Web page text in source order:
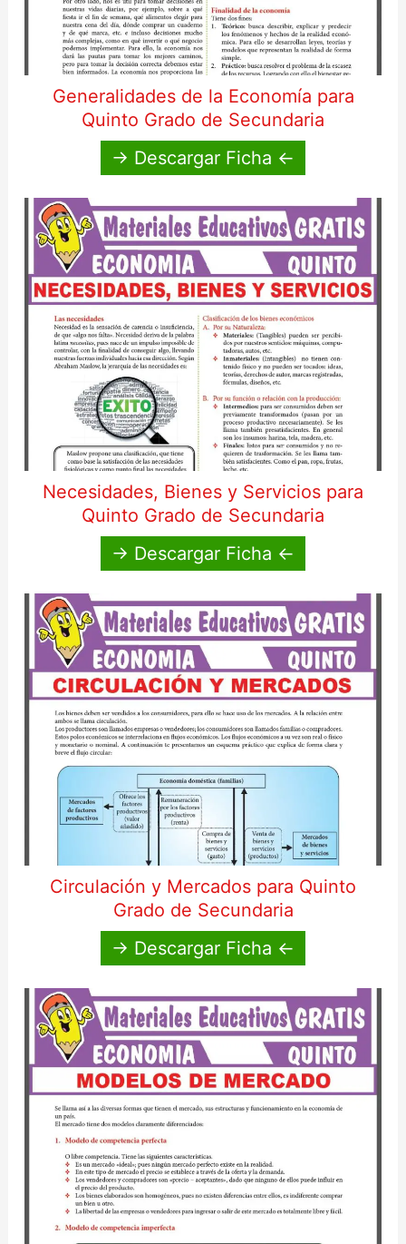
Generalidades de la Economía para
Quinto Grado de Secundaria
→ Descargar Ficha ←
Necesidades, Bienes y Servicios para
Quinto Grado de Secundaria
→ Descargar Ficha ←
Circulación y Mercados para Quinto
Grado de Secundaria
→ Descargar Ficha ←